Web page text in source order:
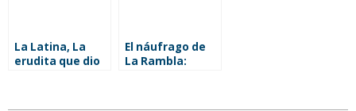
La Latina, La
erudita que dio
El náufrago de
La Rambla: